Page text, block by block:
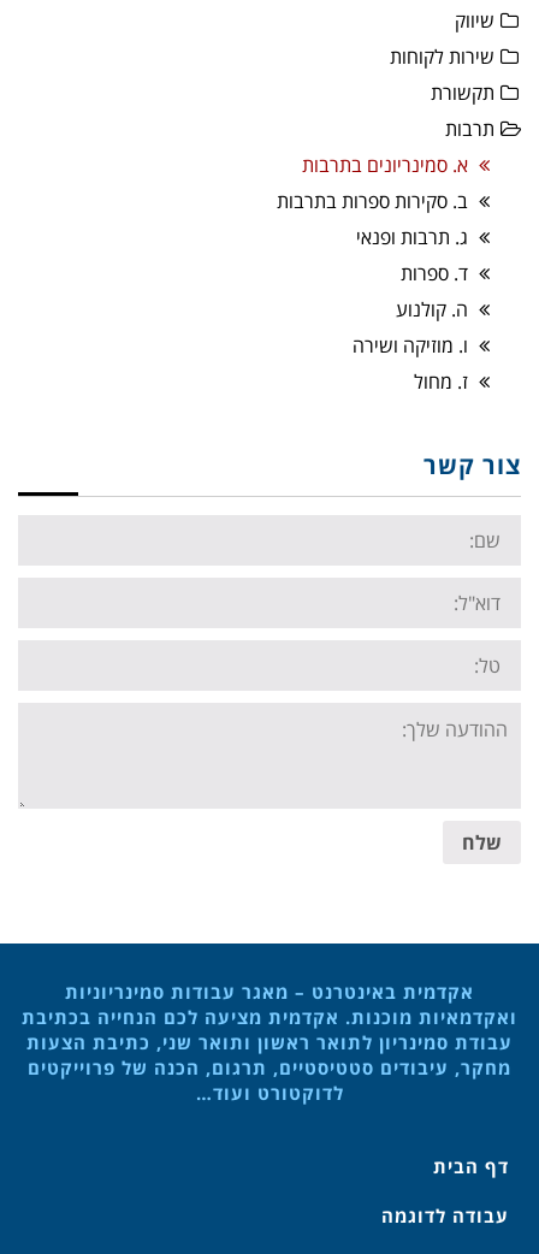
שיווק
שירות לקוחות
תקשורת
תרבות
א. סמינריונים בתרבות
ב. סקירות ספרות בתרבות
ג. תרבות ופנאי
ד. ספרות
ה. קולנוע
ו. מוזיקה ושירה
ז. מחול
צור קשר
Name:
Email:
Tel:
Your
message:
שלח
אקדמית באינטרנט – מאגר עבודות סמינריוניות
ואקדמאיות מוכנות. אקדמית מציעה לכם הנחייה בכתיבת
עבודת סמינריון לתואר ראשון ותואר שני, כתיבת הצעות
מחקר, עיבודים סטטיסטיים, תרגום, הכנה של פרוייקטים
לדוקטורט ועוד…
דף הבית
עבודה לדוגמה